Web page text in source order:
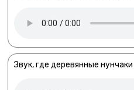
Звук, где деревянные